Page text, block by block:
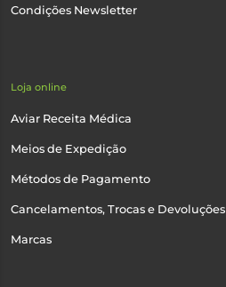
Condições Newsletter
Loja online
Aviar Receita Médica
Meios de Expedição
Métodos de Pagamento
Cancelamentos, Trocas e Devoluções
Marcas